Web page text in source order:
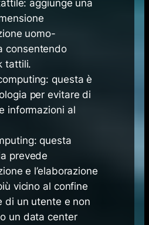
aggiunge una
uomo-
consentendo
tattili.
questa è
per evitare di
informazioni al
questa
prevede
e l’elaborazione
vicino al confine
di un utente e non
un data center